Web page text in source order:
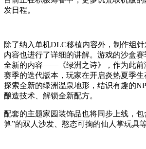
发日程。
除了纳入单机DLC移植内容外，制作组
内容也进行了详细的讲解。游戏的沙盒
全新的内容——《绿洲之诗》，作为此前
赛季的迭代版本，玩家在开启炎热夏季
探索全新的绿洲温泉地形，结识有趣的
酿造技术、解锁全新配方。
配套的主题家园装饰品也将同步上线，
算”的双人沙发、憨态可掬的仙人掌玩具